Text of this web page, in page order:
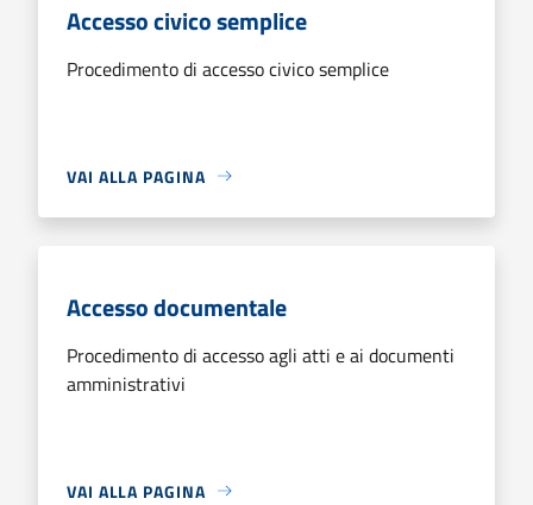
Accesso civico semplice
Procedimento di accesso civico semplice
VAI ALLA PAGINA
Accesso documentale
Procedimento di accesso agli atti e ai documenti
amministrativi
VAI ALLA PAGINA